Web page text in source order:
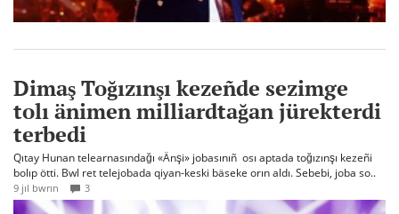
Dimaş Toğızınşı kezeñde sezimge
tolı änimen milliardtağan jürekterdi
terbedi
Qıtay Hunan telearnasındağı «Änşi» jobasınıñ osı aptada toğızınşı kezeñi
bolıp ötti. Bwl ret telejobada qiyan-keski bäseke orın aldı. Sebebi, joba so..
9 jıl bwrın 3